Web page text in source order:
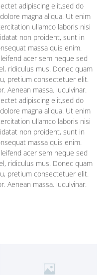
adipiscing elit,sed do
magna aliqua. Ut enim
ullamco laboris nisi
non proident, sunt in
massa quis enim.
acer sem neque sed
ridiculus mus. Donec quam
pretium consectetuer elit.
Aenean massa. luculvinar.
adipiscing elit,sed do
magna aliqua. Ut enim
ullamco laboris nisi
non proident, sunt in
massa quis enim.
acer sem neque sed
ridiculus mus. Donec quam
pretium consectetuer elit.
Aenean massa. luculvinar.